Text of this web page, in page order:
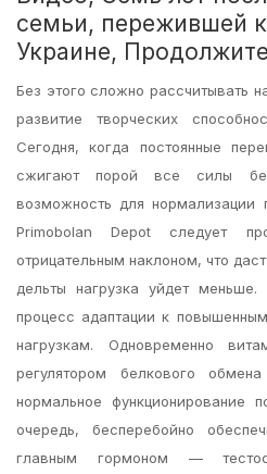
семьи, пережившей
Украине,
Без этого сложно рассчитывать
развитие творческих
Сегодня, когда постоянные
сжигают порой все силы
возможность для нормализации
Primobolan Depot следует
отрицательным наклоном, что
дельты нагрузка уйдет
процесс адаптации к
нагрузкам. Одновременно
регулятором белкового
нормальное
очередь, бесперебойно
главным гормоном —